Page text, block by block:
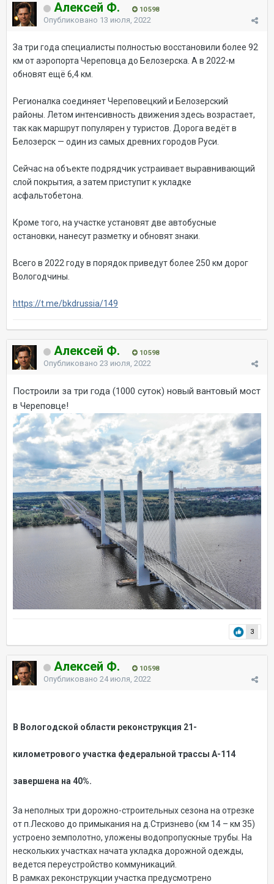
Алексей Ф. 10 598
Опубликовано 13 июля, 2022
За три года специалисты полностью восстановили более 92
км от аэропорта Череповца до Белозерска. А в 2022-м
обновят ещё 6,4 км.
Регионалка соединяет Череповецкий и Белозерский
районы. Летом интенсивность движения здесь возрастает,
так как маршрут популярен у туристов. Дорога ведёт в
Белозерск — один из самых древних городов Руси.
Сейчас на объекте подрядчик устраивает выравнивающий
слой покрытия, а затем приступит к укладке
асфальтобетона.
Кроме того, на участке установят две автобусные
остановки, нанесут разметку и обновят знаки.
Всего в 2022 году в порядок приведут более 250 км дорог
Вологодчины.
https://t.me/bkdrussia/149
Алексей Ф. 10 598
Опубликовано 23 июля, 2022
Построили за три года (1000 суток) новый вантовый мост
в Череповце!
3
Алексей Ф. 10 598
Опубликовано 24 июля, 2022
В Вологодской области реконструкция 21-
километрового участка федеральной трассы А-114
завершена на 40%.
За неполных три дорожно-строительных сезона на отрезке
от п.Лесково до примыкания на д.Стризнево (км 14 – км 35)
устроено земполотно, уложены водопропускные трубы. На
нескольких участках начата укладка дорожной одежды,
ведется переустройство коммуникаций.
В рамках реконструкции участка предусмотрено